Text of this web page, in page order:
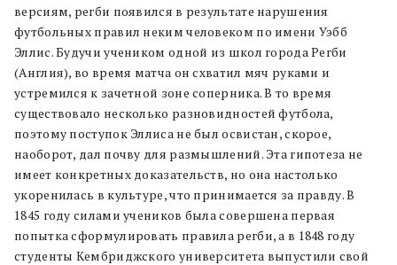
версиям, регби появился в результате нарушения
футбольных правил неким человеком по имени Уэбб
Эллис. Будучи учеником одной из школ города Регби
(Англия), во время матча он схватил мяч руками и
устремился к зачетной зоне соперника. В то время
существовало несколько разновидностей футбола,
поэтому поступок Эллиса не был освистан, скорое,
наоборот, дал почву для размышлений. Эта гипотеза не
имеет конкретных доказательств, но она настолько
укоренилась в культуре, что принимается за правду. В
1845 году силами учеников была совершена первая
попытка сформулировать правила регби, а в 1848 году
студенты Кембриджского университета выпустили свой